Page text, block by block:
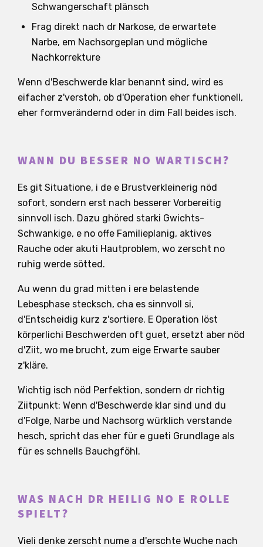
Schwangerschaft plänsch
Frag direkt nach dr Narkose, de erwartete
Narbe, em Nachsorgeplan und mögliche
Nachkorrekture
Wenn d'Beschwerde klar benannt sind, wird es
eifacher z'verstoh, ob d'Operation eher funktionell,
eher formverändernd oder in dim Fall beides isch.
WANN DU BESSER NO WARTISCH?
Es git Situatione, i de e Brustverkleinerig nöd
sofort, sondern erst nach besserer Vorbereitig
sinnvoll isch. Dazu ghöred starki Gwichts-
Schwankige, e no offe Familieplanig, aktives
Rauche oder akuti Hautproblem, wo zerscht no
ruhig werde sötted.
Au wenn du grad mitten i ere belastende
Lebesphase stecksch, cha es sinnvoll si,
d'Entscheidig kurz z'sortiere. E Operation löst
körperlichi Beschwerden oft guet, ersetzt aber nöd
d'Ziit, wo me brucht, zum eige Erwarte sauber
z'kläre.
Wichtig isch nöd Perfektion, sondern dr richtig
Ziitpunkt: Wenn d'Beschwerde klar sind und du
d'Folge, Narbe und Nachsorg würklich verstande
hesch, spricht das eher für e gueti Grundlage als
für es schnells Bauchgföhl.
WAS NACH DR HEILIG NO E ROLLE
SPIELT?
Vieli denke zerscht nume a d'erschte Wuche nach